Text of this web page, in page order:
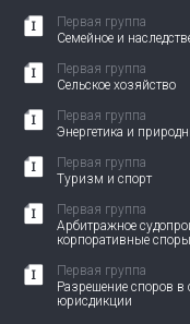
Первая группа
Семейное и
Первая группа
Сельское хозяйство
Первая группа
Энергетика и
Первая группа
Туризм и спорт
Первая группа
Арбитражное
корпоративные споры
Первая группа
Разрешение споров в
юрисдикции